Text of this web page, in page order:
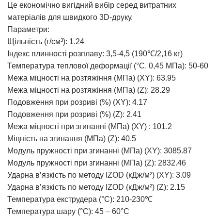
Це економічно вигідний вибір серед витратних
матеріалів для швидкого 3D-друку.
Параметри:
Щільність (г/см³): 1.24
Індекс плинності розплаву: 3,5-4,5 (190℃/2,16 кг)
Температура теплової деформації (°C, 0,45 МПа): 50-60
Межа міцності на розтяжіння (МПа) (XY): 63.95
Межа міцності на розтяжіння (МПа) (Z): 28.29
Подовження при розриві (%) (XY): 4.17
Подовження при розриві (%) (Z): 2.41
Межа міцності при згинанні (МПа) (XY) : 101.2
Міцність на згинання (МПа) (Z): 40.5
Модуль пружності при згинанні (МПа) (XY): 3085.87
Модуль пружності при згинанні (МПа) (Z): 2832.46
Ударна в’язкість по методу IZOD (кДж/м²) (XY): 3.09
Ударна в’язкість по методу IZOD (кДж/м²) (Z): 2.15
Температура екструдера (°C): 210-230℃
Температура шару (°C): 45 – 60°C